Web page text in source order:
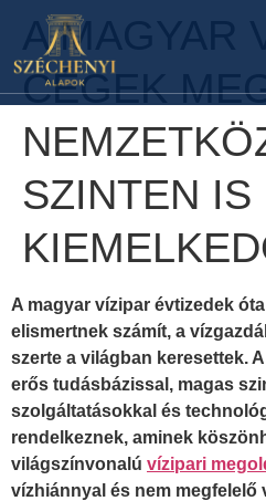
A MAGYAR
CÉGEK
SZINTEN IS
A magyar vízipar évtizedek
elismertnek számít, a
szerte a világban keresettek.
erős tudásbázissal, magas
szolgáltatásokkal és
rendelkeznek, aminek
világszínvonalú vízipari
vízhiánnyal és nem megfelelő